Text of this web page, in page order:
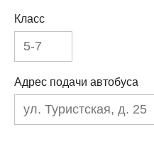
Класс
Адрес подачи автобуса